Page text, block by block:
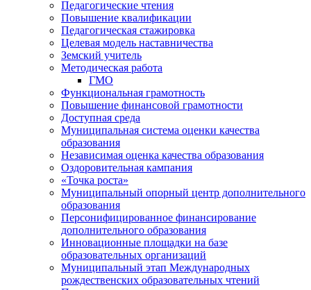
Педагогические чтения
Повышение квалификации
Педагогическая стажировка
Целевая модель наставничества
Земский учитель
Методическая работа
ГМО
Функциональная грамотность
Повышение финансовой грамотности
Доступная среда
Муниципальная система оценки качества
образования
Независимая оценка качества образования
Оздоровительная кампания
«Точка роста»
Муниципальный опорный центр дополнительного
образования
Персонифицированное финансирование
дополнительного образования
Инновационные площадки на базе
образовательных организаций
Муниципальный этап Международных
рождественских образовательных чтений